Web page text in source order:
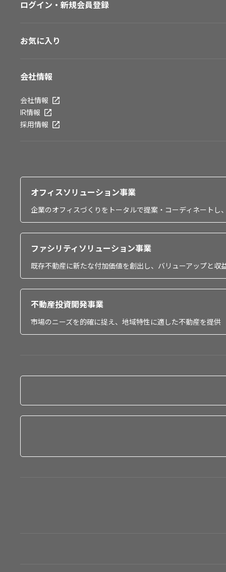
ログイン・新規会員登録
お気に入り
会社情報
会社情報
IR情報
採用情報
オフィスソリューション事業
企業のオフィスづくりをトータルで提案・コーディネート
ファシリティソリューション事業
既存不動産に新たな付加価値を創出し、バリューアップと収
不動産投資開発事業
市場のニーズを的確に捉え、地域特性に適した不動産を提供